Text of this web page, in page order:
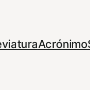
Acrónimo